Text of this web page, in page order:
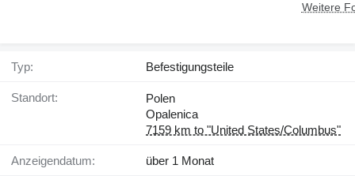
Weitere
Typ: Befestigungsteile
Standort:
Polen
Opalenica
7159 km to "United States/Columbus"
Anzeigendatum: über 1 Monat